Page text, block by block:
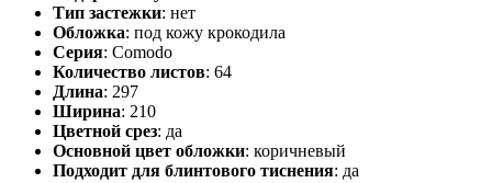
Тип застежки: нет
Обложка: под кожу крокодила
Серия: Comodo
Количество листов: 64
Длина: 297
Ширина: 210
Цветной срез: да
Основной цвет обложки: коричневый
Подходит для блинтового тиснения: да